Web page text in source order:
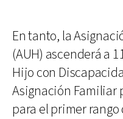
En tanto, la
(AUH) ascenderá a
Hijo con
Asignación Familiar
para el primer rango